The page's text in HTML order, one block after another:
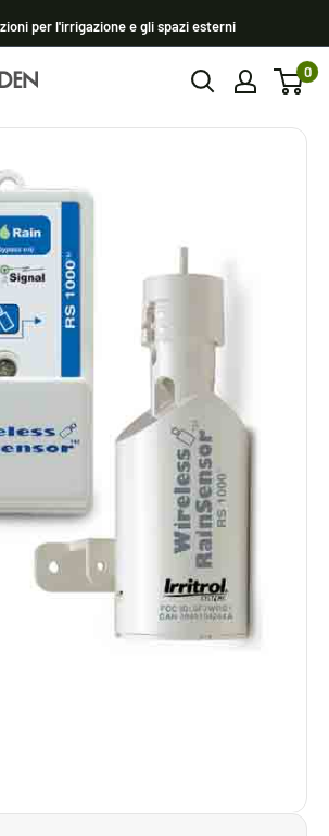
per l'irrigazione e gli spazi esterni
0